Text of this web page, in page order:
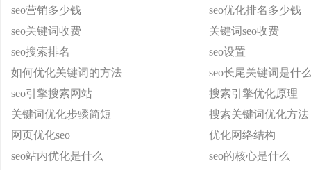
seo营销多少钱
seo优化排名多少钱
seo关键词收费
关键词seo收费
seo搜索排名
seo设置
如何优化关键词的方法
seo长尾关键词是什
seo引擎搜索网站
搜索引擎优化原理
关键词优化步骤简短
搜索关键词优化方法
网页优化seo
优化网络结构
seo站内优化是什么
seo的核心是什么